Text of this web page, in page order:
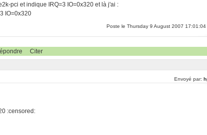
pci et indique IRQ=3 IO=0x320 et là j'ai :
IO=0x320
Poste le Thursday 9 August 2007 17:01:04
Citer
Envoyé par:
:censored: